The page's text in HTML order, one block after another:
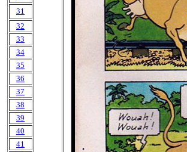
31
32
33
34
35
36
37
38
39
40
41